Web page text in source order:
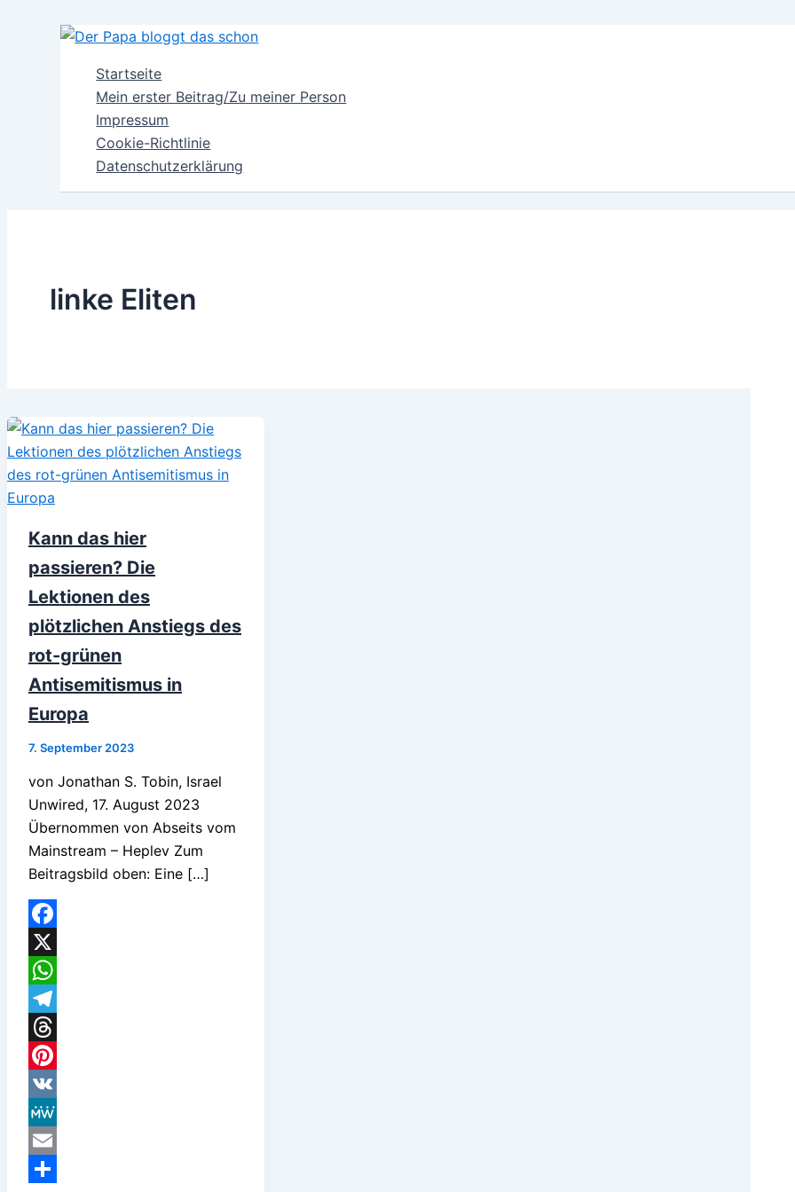
Startseite
Mein erster Beitrag/Zu meiner Person
Impressum
Cookie-Richtlinie
Datenschutzerklärung
linke Eliten
Kann das hier
passieren? Die
Lektionen des
plötzlichen Anstiegs des
rot-grünen
Antisemitismus in
Europa
7. September 2023
von Jonathan S. Tobin, Israel
Unwired, 17. August 2023
Übernommen von Abseits vom
Mainstream – Heplev Zum
Beitragsbild oben: Eine […]
Facebook
X
WhatsApp
Telegram
Threads
Pinterest
VK
MeWe
Email